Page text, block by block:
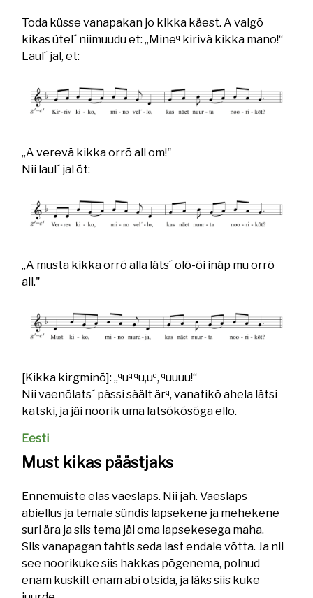
Toda küsse vanapakan jo kikka käest. A valgõ
kikas ütel´ niimuudu et: „Mineq kirivä kikka mano!“
Laul´ jal, et:
„A verevä kikka orrõ all om!"
Nii laul´ jal õt:
„A musta kikka orrõ alla läts´ olõ-õi inäp mu orrõ
all."
[Kikka kirgminõ]: „quq qu,uq,quuuu!“
Nii vaenõlats´ pässi säält ärq, vanatikõ ahela lätsi
katski, ja jäi noorik uma latsõkõsõga ello.
Eesti
Must kikas päästjaks
Ennemuiste elas vaeslaps. Nii jah. Vaeslaps
abiellus ja temale sündis lapsekene ja mehekene
suri ära ja siis tema jäi oma lapsekesega maha.
Siis vanapagan tahtis seda last endale võtta. Ja nii
see noorikuke siis hakkas põgenema, polnud
enam kuskilt enam abi otsida, ja läks siis kuke